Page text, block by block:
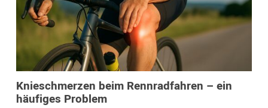
Knieschmerzen beim Rennradfahren – ein
häufiges Problem